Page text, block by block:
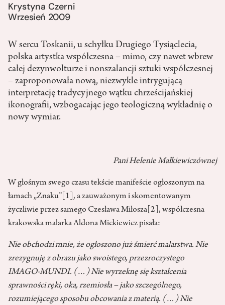
Krystyna Czerni
Wrzesień 2009
W sercu Toskanii, u schyłku Drugiego Tysiąclecia,
polska artystka współczesna – mimo, czy nawet wbrew
całej dezynwolturze i nonszalancji sztuki współczesnej
– zaproponowała nową, niezwykle intrygującą
interpretację tradycyjnego wątku chrześcijańskiej
ikonografii, wzbogacając jego teologiczną wykładnię o
nowy wymiar.
Pani Helenie Małkiewiczównej
W głośnym swego czasu tekście manifeście ogłoszonym na
łamach „Znaku” [1] , a zauważonym i skomentowanym
życzliwie przez samego Czesława Miłosza [2] , współczesna
krakowska malarka Aldona Mickiewicz pisała:
Nie obchodzi mnie, że ogłoszono już śmierć malarstwa. Nie
zrezygnuję z obrazu jako swoistego, przezroczystego
IMAGO-MUNDI. (…) Nie wyrzeknę się kształcenia
sprawności ręki, oka, rzemiosła – jako szczególnego,
rozumiejącego sposobu obcowania z materią. (…) Nie